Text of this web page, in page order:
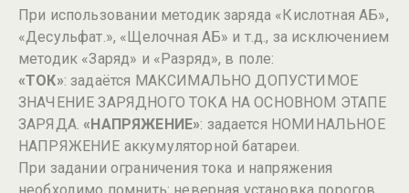
При использовании методик заряда «Кислотная АБ»,
«Десульфат.», «Щелочная АБ» и т.д., за исключением
методик «Заряд» и «Разряд», в поле:
«ТОК»: задаётся МАКСИМАЛЬНО ДОПУСТИМОЕ
ЗНАЧЕНИЕ ЗАРЯДНОГО ТОКА НА ОСНОВНОМ ЭТАПЕ
ЗАРЯДА.«НАПРЯЖЕНИЕ»: задается НОМИНАЛЬНОЕ
НАПРЯЖЕНИЕ аккумуляторной батареи.
При задании ограничения тока и напряжения